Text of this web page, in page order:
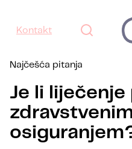
Kontakt
Najčešća pitanja
Je li